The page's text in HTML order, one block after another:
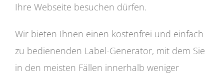
Ihre Webseite besuchen dürfen.
Wir bieten Ihnen einen kostenfrei und einfach
zu bedienenden Label-Generator, mit dem Sie
in den meisten Fällen innerhalb weniger